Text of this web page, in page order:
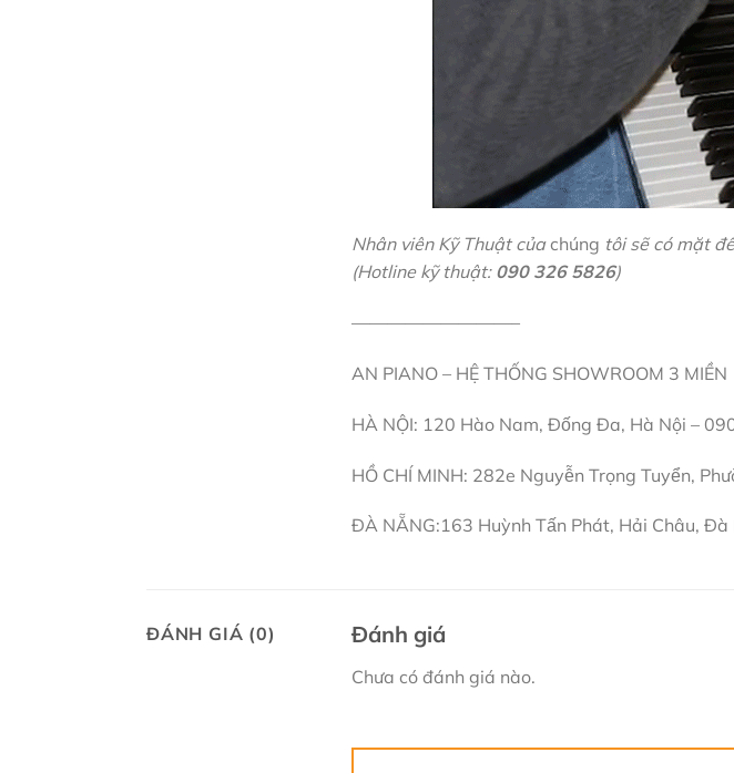
Nhân viên Kỹ Thuật củachúng tôi sẽ có mặt
(Hotline kỹ thuật: 090 326 5826)
—————————–
AN PIANO – HỆ THỐNG SHOWROOM 3 MIỀN
HÀ NỘI: 120 Hào Nam, Đống Đa, Hà Nội –
HỒ CHÍ MINH: 282e Nguyễn Trọng Tuyển,
ĐÀ NẴNG:163 Huỳnh Tấn Phát, Hải Châu,
ĐÁNH GIÁ (0) Đánh giá
Chưa có đánh giá nào.